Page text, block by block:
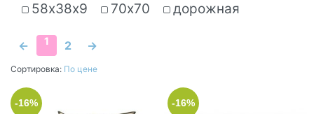
58х38х9
70х70 дорожная
← 1 2 →
Сортировка: По цене
-16% -16%